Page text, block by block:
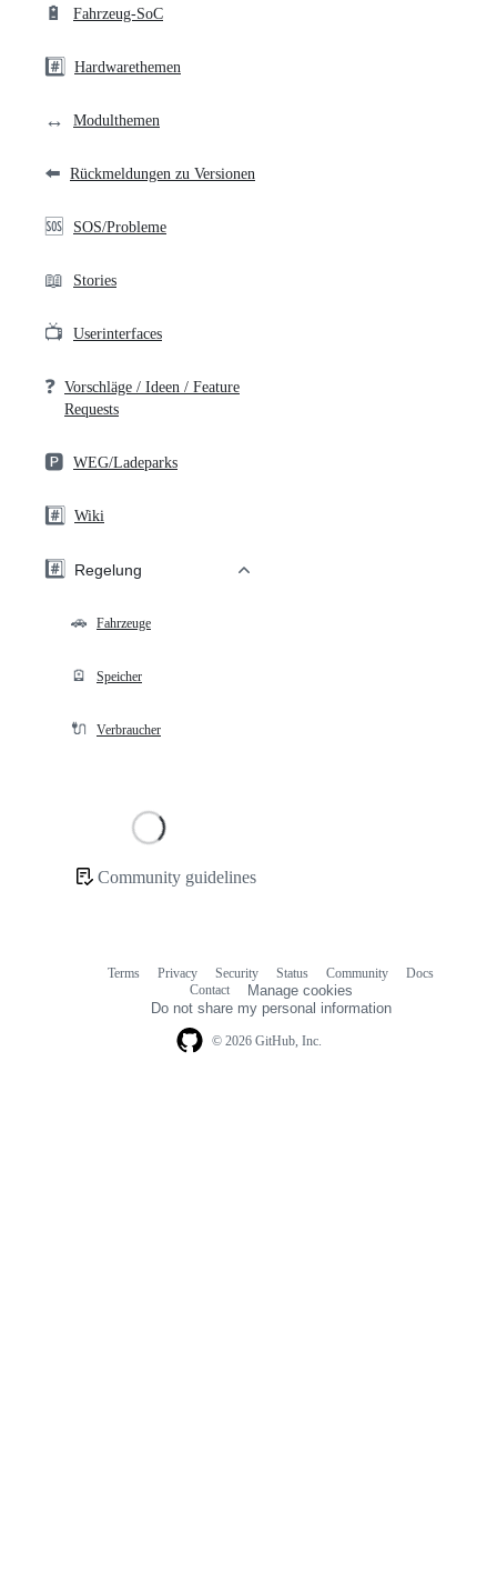
🔋 Fahrzeug-SoC
#️⃣ Hardwarethemen
↔️ Modulthemen
⬅️ Rückmeldungen zu Versionen
🆘 SOS/Probleme
📖 Stories
📺 Userinterfaces
❓ Vorschläge / Ideen / Feature
Requests
🅿️ WEG/Ladeparks
#️⃣ Wiki
#️⃣ Regelung
🚗 Fahrzeuge
🪫 Speicher
🔌 Verbraucher
Community guidelines
© 2026 GitHub, Inc.
Terms Privacy Security Status Community
Docs
Contact
Manage cookies
Do not share my personal information